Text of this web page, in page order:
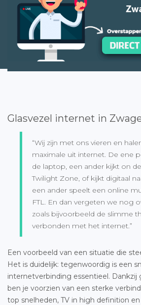
Glasvezel internet in
“Wij zijn met ons vieren en
maximale uit internet. De ene
de laptop, een ander kijkt on
Twilight Zone, of kijkt digitaal
een ander speelt een online
FTL. En dan vergeten we nog
zoals bijvoorbeeld de slimme
verbonden met het internet.”
Een voorbeeld van een situatie die
Het is duidelijk: tegenwoordig is een
internetverbinding essentieel. Dankzij
ben je voorzien van een sterke
top snelheden, TV in high definition